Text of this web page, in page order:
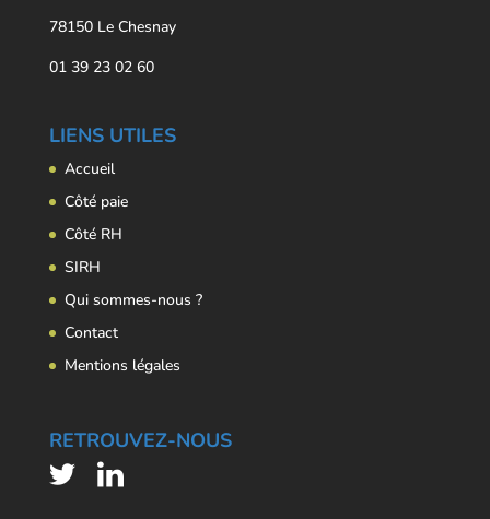
78150 Le Chesnay
01 39 23 02 60
LIENS UTILES
Accueil
Côté paie
Côté RH
SIRH
Qui sommes-nous ?
Contact
Mentions légales
RETROUVEZ-NOUS